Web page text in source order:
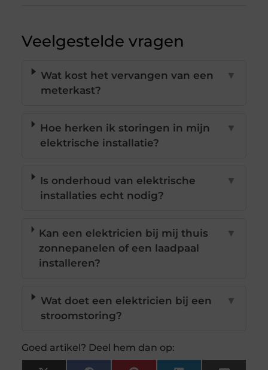
Veelgestelde vragen
Wat kost het vervangen van een
meterkast?
▼
Hoe herken ik storingen in mijn
elektrische installatie?
▼
Is onderhoud van elektrische
installaties echt nodig?
▼
Kan een elektricien bij mij thuis
zonnepanelen of een laadpaal
installeren?
▼
Wat doet een elektricien bij een
stroomstoring?
▼
Goed artikel? Deel hem dan op: